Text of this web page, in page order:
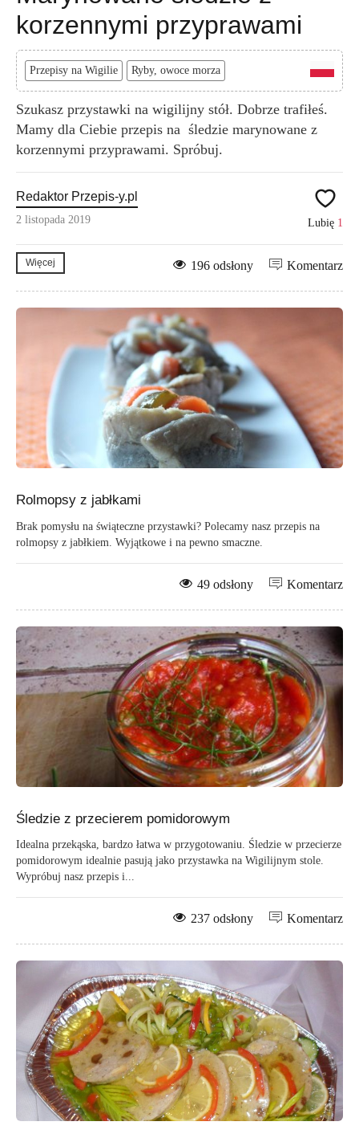
korzennymi przyprawami
Przepisy na Wigilie Ryby, owoce morza
Szukasz przystawki na wigilijny stół. Dobrze trafiłeś.
Mamy dla Ciebie przepis na śledzie marynowane z
korzennymi przyprawami. Spróbuj.
Redaktor Przepis-y.pl
2 listopada 2019 Lubię 1
Więcej Komentarz
196 odsłony
Rolmopsy z jabłkami
Brak pomysłu na świąteczne przystawki? Polecamy nasz przepis na
rolmopsy z jabłkiem. Wyjątkowe i na pewno smaczne.
Komentarz
49 odsłony
Śledzie z przecierem pomidorowym
Idealna przekąska, bardzo łatwa w przygotowaniu. Śledzie w przecierze
pomidorowym idealnie pasują jako przystawka na Wigilijnym stole.
Wypróbuj nasz przepis i...
Komentarz
237 odsłony